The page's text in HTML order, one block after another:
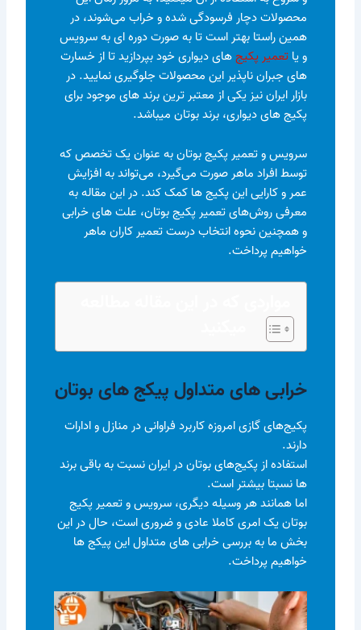
محصولات دچار فرسودگی شده و خراب می‌شوند، در
همین راستا بهتر است تا به صورت دوره ای به سرویس
و یا تعمیر پکیجهای دیواری خود بپردازید تا از خسارت
های جبران ناپذیر این محصولات جلوگیری نمایید. در
بازار ایران نیز یکی از معتبر ترین برند های موجود برای
پکیج های دیواری، برند بوتان میباشد.
سرویس و تعمیر پکیج‌ بوتان به عنوان یک تخصص که
توسط افراد ماهر صورت می‌گیرد، می‌تواند به افزایش
عمر و کارایی این پکیج ها کمک کند. در این مقاله به
معرفی روش‌های تعمیر پکیج بوتان، علت های خرابی
و همچنین نحوه انتخاب درست تعمیر کاران ماهر
خواهیم پرداخت.
خرابی های متداول پیکج های بوتان
پکیج‌های گازی امروزه کاربرد فراوانی در منازل و ادارات
دارند.
استفاده از پکیج‌های بوتان در ایران نسبت به باقی برند
ها نسبتا بیشتر است.
اما همانند هر وسیله دیگری، سرویس و تعمیر پکیج
بوتان یک امری کاملا عادی و ضروری است، حال در این
بخش ما به بررسی خرابی های متداول این پیکج ها
خواهیم پرداخت.